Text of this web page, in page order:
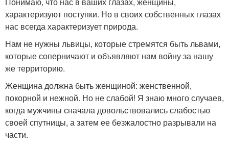
характеризуют поступки. Но в своих собственных глазах
нас всегда характеризует природа.
Нам не нужны львицы, которые стремятся быть львами,
которые соперничают и объявляют нам войну за нашу
же территорию.
Женщина должна быть женщиной: женственной,
покорной и нежной. Но не слабой! Я знаю много случаев,
когда мужчины сначала довольствовались слабостью
своей спутницы, а затем ее безжалостно разрывали на
части.